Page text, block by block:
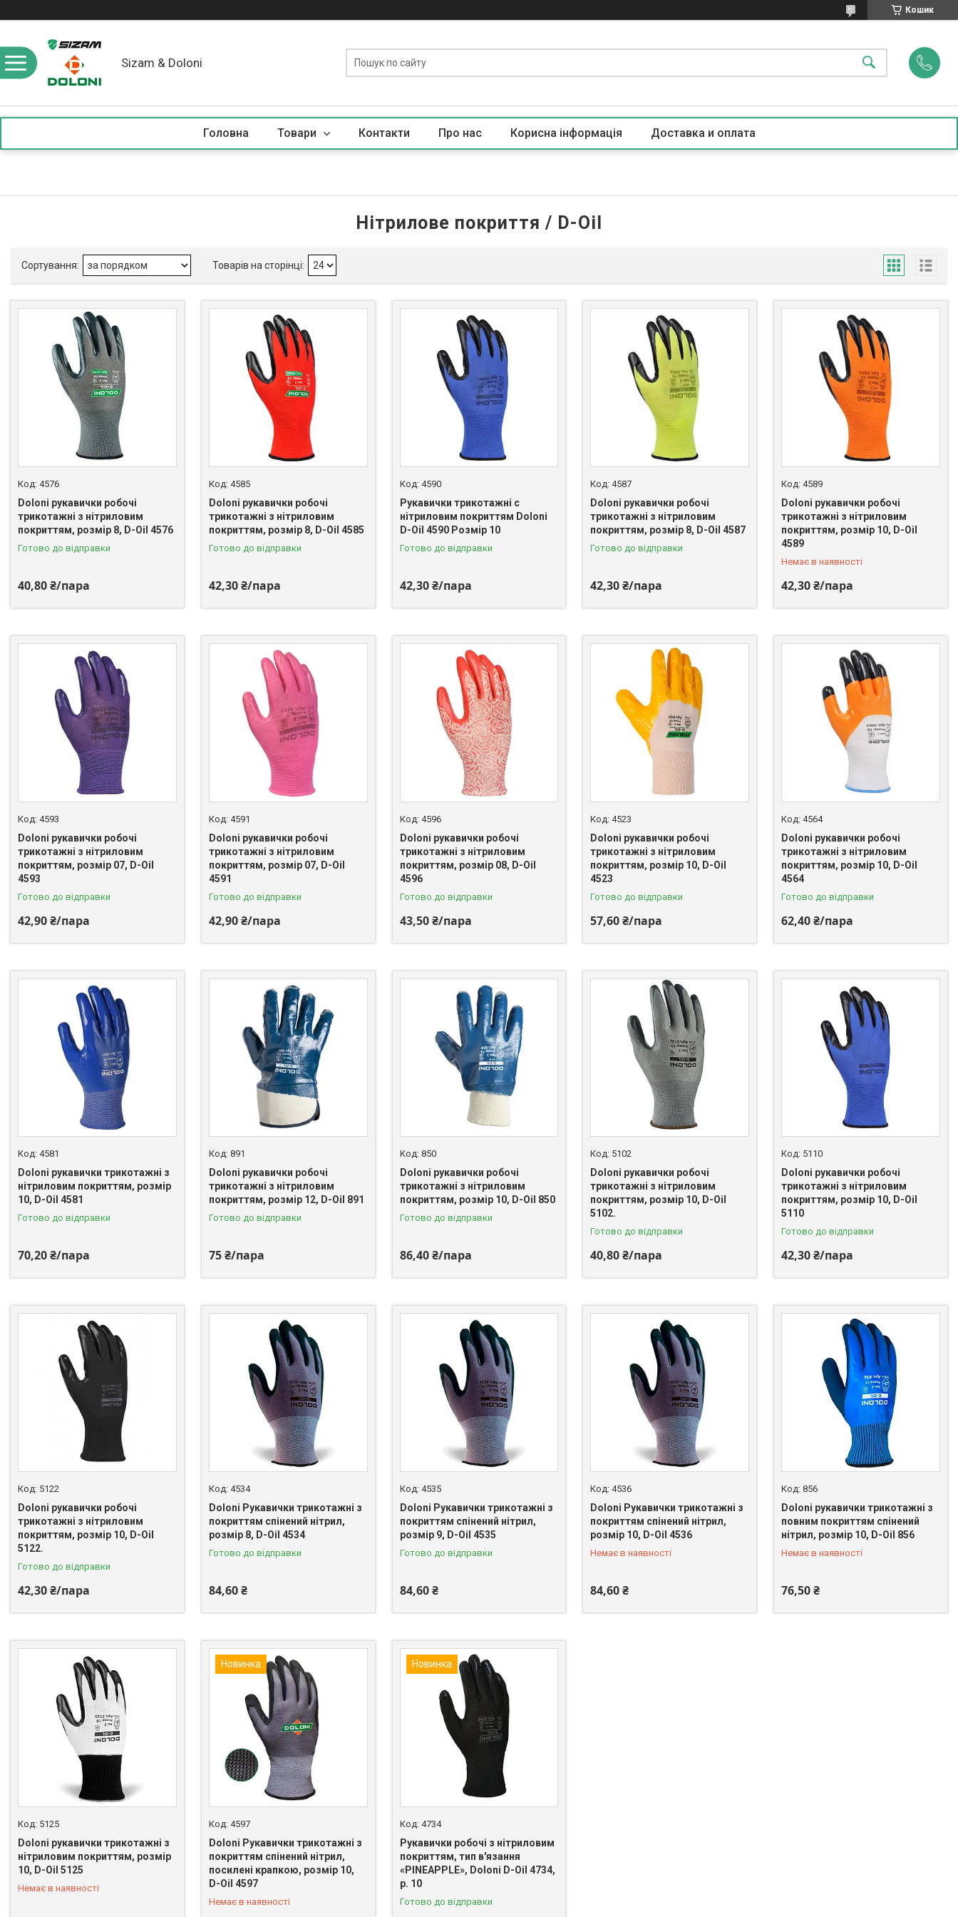
Кошик
Sizam & Doloni
Головна Товари Контакти Про нас Корисна iнформацiя Доставка и оплата
Нітрилове покриття / D-Oil
4576
Doloni рукавички робочі
трикотажні з нітриловим
покриттям, розмір 8, D-Oil 4576
Готово до відправки
40,80 ₴/пара
4585
Doloni рукавички робочі
трикотажні з нітриловим
покриттям, розмір 8, D-Oil 4585
Готово до відправки
42,30 ₴/пара
4590
Рукавички трикотажні c
нітриловим покриттям Doloni
D-Oil 4590 Розмір 10
Готово до відправки
42,30 ₴/пара
4587
Doloni рукавички робочі
трикотажні з нітриловим
покриттям, розмір 8, D-Oil 4587
Готово до відправки
42,30 ₴/пара
4589
Doloni рукавички робочі
трикотажні з нітриловим
покриттям, розмір 10, D-Oil
4589
Немає в наявності
42,30 ₴/пара
+380 (67) 818-67-63
4593
Doloni рукавички робочі
трикотажні з нітриловим
покриттям, розмір 07, D-Oil
4593
Готово до відправки
42,90 ₴/пара
4591
Doloni рукавички робочі
трикотажні з нітриловим
покриттям, розмір 07, D-Oil
4591
Готово до відправки
42,90 ₴/пара
4596
Doloni рукавички робочі
трикотажні з нітриловим
покриттям, розмір 08, D-Oil
4596
Готово до відправки
43,50 ₴/пара
4523
Doloni рукавички робочі
трикотажні з нітриловим
покриттям, розмір 10, D-Oil
4523
Готово до відправки
57,60 ₴/пара
4564
Doloni рукавички робочі
трикотажні з нітриловим
покриттям, розмір 10, D-Oil
4564
Готово до відправки
62,40 ₴/пара
4581
Doloni рукавички трикотажні з
нітриловим покриттям, розмір
10, D-Oil 4581
Готово до відправки
70,20 ₴/пара
891
Doloni рукавички робочі
трикотажні з нітриловим
покриттям, розмір 12, D-Oil 891
Готово до відправки
75 ₴/пара
850
Doloni рукавички робочі
трикотажні з нітриловим
покриттям, розмір 10, D-Oil 850
Готово до відправки
86,40 ₴/пара
5102
Doloni рукавички робочі
трикотажні з нітриловим
покриттям, розмір 10, D-Oil
5102.
Готово до відправки
40,80 ₴/пара
5110
Doloni рукавички робочі
трикотажні з нітриловим
покриттям, розмір 10, D-Oil
5110
Готово до відправки
42,30 ₴/пара
5122
Doloni рукавички робочі
трикотажні з нітриловим
покриттям, розмір 10, D-Oil
5122.
Готово до відправки
42,30 ₴/пара
4534
Doloni Рукавички трикотажні з
покриттям спінений нітрил,
розмір 8, D-Oil 4534
Готово до відправки
84,60 ₴
4535
Doloni Рукавички трикотажні з
покриттям спінений нітрил,
розмір 9, D-Oil 4535
Готово до відправки
84,60 ₴
4536
Doloni Рукавички трикотажні з
покриттям спінений нітрил,
розмір 10, D-Oil 4536
Немає в наявності
84,60 ₴
856
Doloni рукавички трикотажні з
повним покриттям спінений
нітрил, розмір 10, D-Oil 856
Немає в наявності
76,50 ₴
5125
Doloni рукавички трикотажні з
нітриловим покриттям, розмір
10, D-Oil 5125
Немає в наявності
Новинка
4597
Doloni Рукавички трикотажні з
покриттям спінений нітрил,
посилені крапкою, розмір 10,
D-Oil 4597
Немає в наявності
+380 (67) 818-67-63
Новинка
4734
Рукавички робочі з нітриловим
покриттям, тип в'язання
«PINEAPPLE», Doloni D-Oil 4734,
р. 10
Готово до відправки